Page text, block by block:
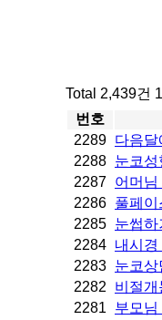
Total 2,439건
번호
2289 다음
2288 눈코성
2287 어머님
2286 풀페이
2285 눈썹하
2284 내시
2283 눈코상
2282
비절개
2281
부모님